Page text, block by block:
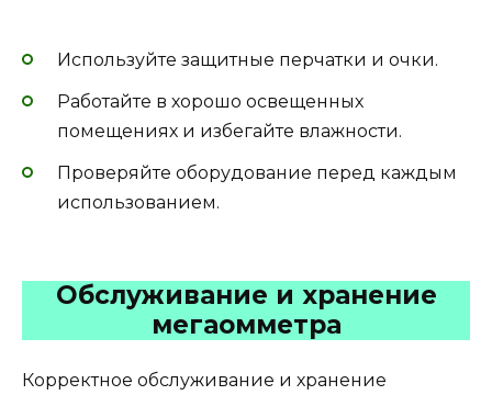
Используйте защитные перчатки и очки.
Работайте в хорошо освещенных
помещениях и избегайте влажности.
Проверяйте оборудование перед каждым
использованием.
Обслуживание и хранение
мегаомметра
Корректное обслуживание и хранение